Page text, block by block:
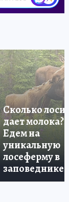
Сколько лосиха
дает молока?
Едем на
уникальную
лосеферму в
заповеднике!